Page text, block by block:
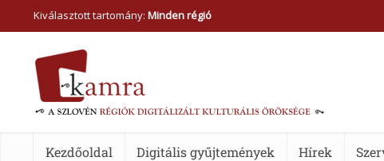
Kiválasztott tartomány: Minden régió
Kezdőoldal Digitális gyűjtemények Hírek